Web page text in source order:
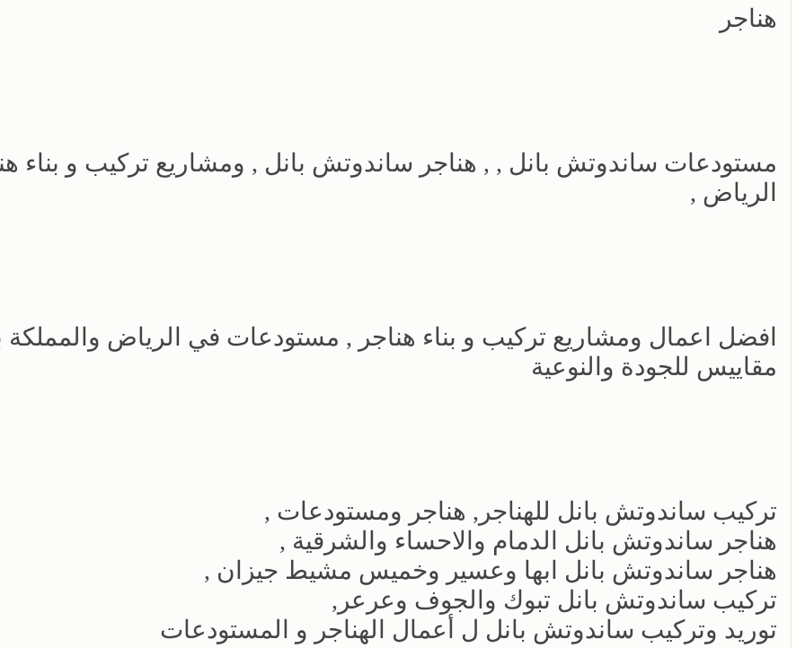
هناجر
مستودعات ساندوتش بانل , , هناجر ساندوتش بانل , ومشاريع تركيب و بناء
الرياض ,
افضل اعمال ومشاريع تركيب و بناء هناجر , مستودعات في الرياض والمملكة
مقاييس للجودة والنوعية
تركيب ساندوتش بانل للهناجر, هناجر ومستودعات ,
هناجر ساندوتش بانل الدمام والاحساء والشرقية ,
هناجر ساندوتش بانل ابها وعسير وخميس مشيط جيزان ,
تركيب ساندوتش بانل تبوك والجوف وعرعر,
توريد وتركيب ساندوتش بانل ل أعمال الهناجر و المستودعات